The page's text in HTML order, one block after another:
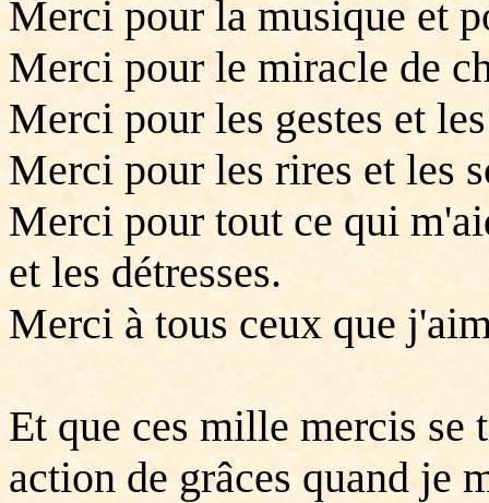
Merci pour la musique et
Merci pour le miracle de
Merci pour les gestes et
Merci pour les rires et les
Merci pour tout ce qui
et les détresses.
Merci à tous ceux que
Et que ces mille mercis se
action de grâces quand je